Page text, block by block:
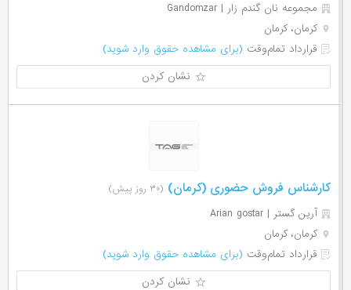
مجموعه نان گندم زار | Gandomzar
کرمان، کرمان
قرارداد تمام‌وقت (برای مشاهده حقوق وارد شوید)
نشان کردن
کارشناس فروش حضوری (کرمان) (۳۰ روز پیش)
آرین گستر | Arian gostar
کرمان، کرمان
قرارداد تمام‌وقت (برای مشاهده حقوق وارد شوید)
نشان کردن